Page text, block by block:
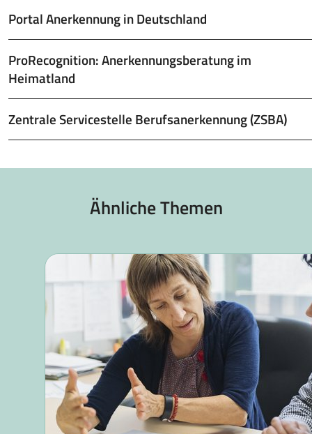
Portal Anerkennung in Deutschland
ProRecognition: Anerkennungsberatung im
Heimatland
Zentrale Servicestelle Berufsanerkennung (ZSBA)
Ähnliche Themen